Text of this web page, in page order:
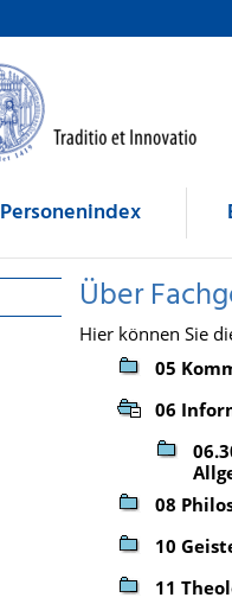
Personenindex
Über
Hier können Sie
05
06
08
10
11